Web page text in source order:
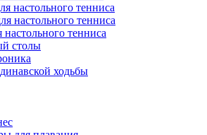
настольного тенниса
настольного тенниса
настольного тенниса
столы
ходьбы